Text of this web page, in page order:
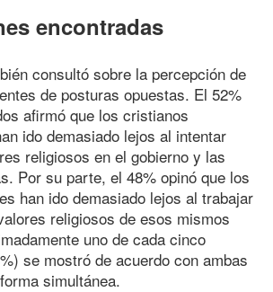
encontradas
consultó sobre la percepción de
de posturas opuestas. El 52%
afirmó que los cristianos
ido demasiado lejos al intentar
religiosos en el gobierno y las
Por su parte, el 48% opinó que los
han ido demasiado lejos al trabajar
religiosos de esos mismos
uno de cada cinco
se mostró de acuerdo con ambas
simultánea.